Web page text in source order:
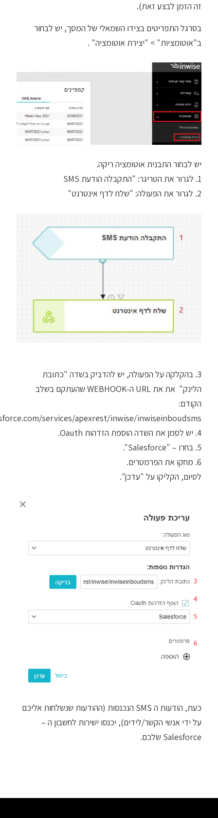
זה הזמן לבצע זאת).
בסרגל התפריטים בצידו השמאלי של המסך, יש לבחור
ב"אוטומציות" > "יצירת אוטומציה" .
יש לבחור התבנית אוטומציה ריקה.
1. לגרור את הטריגר: "התקבלה הודעת SMS
2. לגרור את הפעולה: "שלח לדף אינטרנט"
3. בהקלקה על הפעולה, יש להדביק בשדה "כתובת
הלינק" את את URL ה-WEBHOOK שהעתקם בשלב
הקודם:
services/apexrest/inwise/inwiseinboudsms.
4. יש לסמן את השדה הוספת הזדהות Oauth.
5. בחרו – "Salesforce".
6. מחקו את הפרמטרים.
לסיום, הקליקו על "עדכן".
כעת, הודעות ה SMS הנכנסות (ההודעות שנשלחות אליכם
על ידי אנשי הקשר/לידים), יכנסו ישירות לחשבון ה –
Salesforce שלכם.